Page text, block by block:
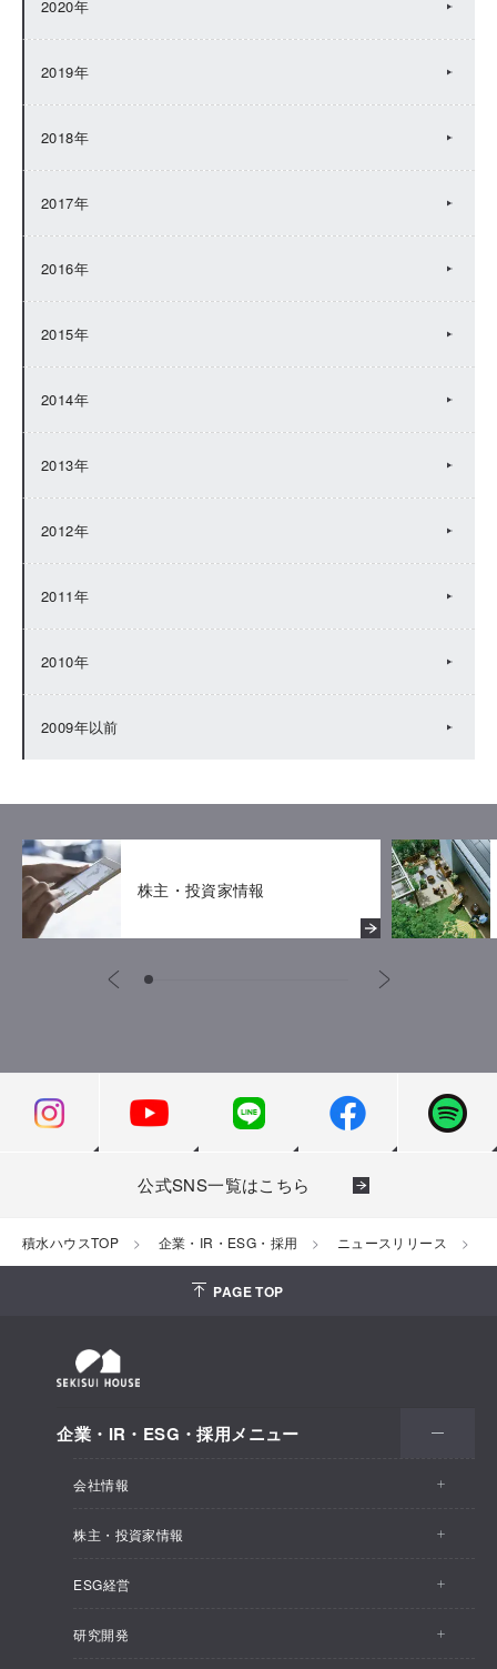
2020年
2019年
2018年
2017年
2016年
2015年
2014年
2013年
2012年
2011年
2010年
2009年以前
株主・投資家情報
公式SNS一覧はこちら
積水ハウスTOP 企業・IR・ESG・採用 ニュースリリース
PAGE TOP
企業・IR・ESG・採用メニュー
会社情報
会社情報トップ
事業概要
企業理念
株主・投資家情報
株主・投資家情報トップ
IRトピックス
ESG経営
ESG経営トップ
研究開発